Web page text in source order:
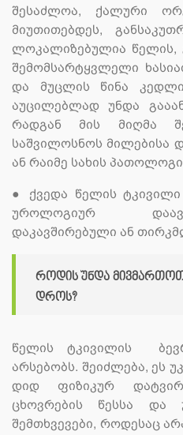
შესაძლოა, ქალური
მიუთითებდეს,
ლოკალიზებულია წელის,
შემომსარტყვლელი
და მუცლის წინა
აუცილებლად უნდა
რადგან მის მიღმა
საშვილოსნოს მილებისა
ან რაიმე სახის
●
ქვედა წელის ტკივილი
უროლოგიურ
დაკავშირებული ან
როდის უნდა მივმართოთ
დროს?
წელის ტკივილის
არსებობს. შეიძლება, ეს
დიდ ფიზიკურ
ცხოვრების წესსა და
შემთხვევები, როდესაც